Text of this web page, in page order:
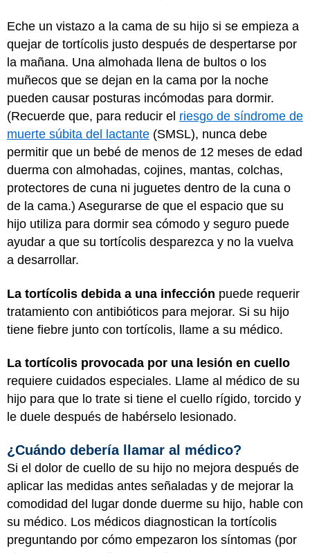
Eche un vistazo a la cama de su hijo si se empieza a
quejar de tortícolis justo después de despertarse por
la mañana. Una almohada llena de bultos o los
muñecos que se dejan en la cama por la noche
pueden causar posturas incómodas para dormir.
(Recuerde que, para reducir el riesgo de síndrome de
muerte súbita del lactante (SMSL), nunca debe
permitir que un bebé de menos de 12 meses de edad
duerma con almohadas, cojines, mantas, colchas,
protectores de cuna ni juguetes dentro de la cuna o
de la cama.) Asegurarse de que el espacio que su
hijo utiliza para dormir sea cómodo y seguro puede
ayudar a que su tortícolis desparezca y no la vuelva
a desarrollar.
La tortícolis debida a una infección puede requerir
tratamiento con antibióticos para mejorar. Si su hijo
tiene fiebre junto con tortícolis, llame a su médico.
La tortícolis provocada por una lesión en cuello
requiere cuidados especiales. Llame al médico de su
hijo para que lo trate si tiene el cuello rígido, torcido y
le duele después de habérselo lesionado.
¿Cuándo debería llamar al médico?
Si el dolor de cuello de su hijo no mejora después de
aplicar las medidas antes señaladas y de mejorar la
comodidad del lugar donde duerme su hijo, hable con
su médico. Los médicos diagnostican la tortícolis
preguntando por cómo empezaron los síntomas (por